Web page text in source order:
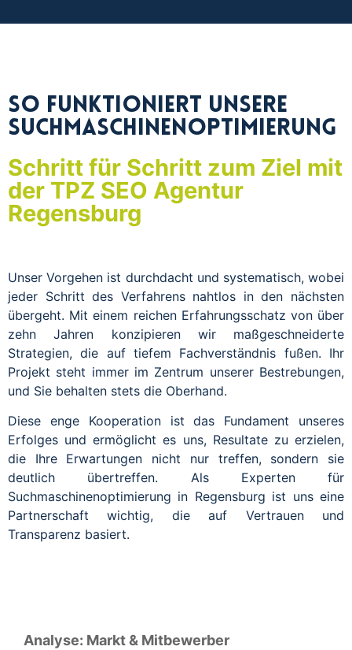
So funktioniert unsere
Suchmaschinenoptimierung
Schritt für Schritt zum Ziel mit
der TPZ SEO Agentur
Regensburg
Unser Vorgehen ist durchdacht und systematisch, wobei
jeder Schritt des Verfahrens nahtlos in den nächsten
übergeht. Mit einem reichen Erfahrungsschatz von über
zehn Jahren konzipieren wir maßgeschneiderte
Strategien, die auf tiefem Fachverständnis fußen. Ihr
Projekt steht immer im Zentrum unserer Bestrebungen,
und Sie behalten stets die Oberhand.
Diese enge Kooperation ist das Fundament unseres
Erfolges und ermöglicht es uns, Resultate zu erzielen,
die Ihre Erwartungen nicht nur treffen, sondern sie
deutlich übertreffen. Als Experten für
Suchmaschinenoptimierung in Regensburg ist uns eine
Partnerschaft wichtig, die auf Vertrauen und
Transparenz basiert.
Analyse: Markt & Mitbewerber